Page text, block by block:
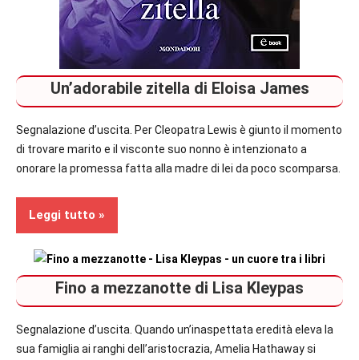
Un’adorabile zitella di Eloisa James
Segnalazione d’uscita. Per Cleopatra Lewis è giunto il momento
di trovare marito e il visconte suo nonno è intenzionato a
onorare la promessa fatta alla madre di lei da poco scomparsa.
Leggi tutto
Uscite
Romance
Fino a mezzanotte di Lisa Kleypas
Segnalazione d’uscita. Quando un’inaspettata eredità eleva la
sua famiglia ai ranghi dell’aristocrazia, Amelia Hathaway si